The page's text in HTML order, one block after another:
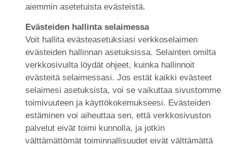
aiemmin asetetuista evästeistä.
Evästeiden hallinta selaimessa
Voit hallita evästeasetuksiasi verkkoselaimen
evästeiden hallinnan asetuksissa. Selainten omilta
verkkosivuilta löydät ohjeet, kuinka hallinnoit
evästeitä selaimessasi. Jos estät kaikki evästeet
selaimesi asetuksista, voi se vaikuttaa sivustomme
toimivuuteen ja käyttökokemukseesi. Evästeiden
estäminen voi aiheuttaa sen, että verkkosivuston
palvelut eivät toimi kunnolla, ja jotkin
välttämättömät toiminnallisuudet eivät välttämättä